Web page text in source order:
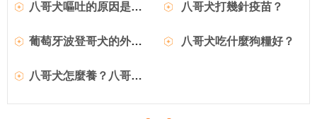
八哥犬嘔吐的原因是什麼？嘔吐怎麼治療？ 八哥犬打幾針疫苗？
葡萄牙波登哥犬的外形特征_護理_性格特點 八哥犬吃什麼狗糧好？
八哥犬怎麼養？八哥犬飼養方法